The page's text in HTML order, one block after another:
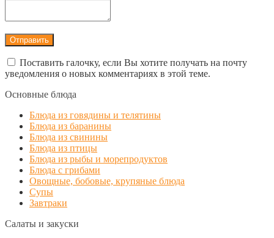
Поставить галочку, если Вы хотите получать на почту
уведомления о новых комментариях в этой теме.
Основные блюда
Блюда из говядины и телятины
Блюда из баранины
Блюда из свинины
Блюда из птицы
Блюда из рыбы и морепродуктов
Блюда с грибами
Овощные, бобовые, крупяные блюда
Супы
Завтраки
Салаты и закуски